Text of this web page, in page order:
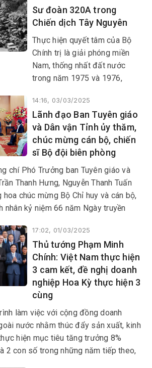
Sư đoàn 320A trong
Chiến dịch Tây Nguyên
Thực hiện quyết tâm của Bộ
Chính trị là giải phóng miền
Nam, thống nhất đất nước
trong năm 1975 và 1976,
Tổng Tư lệnh quyết định mở
Chiến dịch Tây Nguyên với
mật danh “Chiến dịch 275”,
nhằm thực hiện chia cắt chiến
lược và tạo thế chiến lược mới
trên chiến trường miền Nam.
14:16, 03/03/2025
Lãnh đạo Ban Tuyên giáo
và Dân vận Tỉnh ủy thăm,
chúc mừng cán bộ, chiến
sĩ Bộ đội biên phòng
chí Phó Trưởng ban Tuyên giáo và
Thanh Hưng, Nguyễn Thanh Tuấn
chúc mừng Bộ Chỉ huy và cán bộ,
nhân kỷ niệm 66 năm Ngày truyền
3/1989-3/3/2025),
17:02, 01/03/2025
Thủ tướng Phạm Minh
Chính: Việt Nam thực hiện
3 cam kết, đề nghị doanh
nghiệp Hoa Kỳ thực hiện 3
cùng
làm việc với cộng đồng doanh
nước nhằm thúc đẩy sản xuất, kinh
hiện mục tiêu tăng trưởng 8%
2 con số trong những năm tiếp theo,